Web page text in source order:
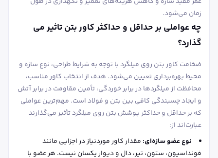
زمان می‌شود.
چه عواملی بر حداقل و حداکثر کاور بتن تاثیر می
گذارد؟
ضخامت کاور بتن روی میلگرد با توجه به شرایط طراحی، نوع سازه و
محیط بهره‌برداری تعیین می‌شود. هدف از انتخاب کاور مناسب،
محافظت از میلگردها در برابر خوردگی، تأمین مقاومت در برابر آتش
و ایجاد چسبندگی کافی بین بتن و فولاد است. مهم‌ترین عواملی
که بر حداقل و حداکثر پوشش بتن روی میلگرد تأثیر می‌گذارند
عبارت‌اند از:
نوع عضو سازه‌ای: مقدار کاور موردنیاز در اجزایی مانند
فونداسیون، ستون، تیر، دال و دیوار یکسان نیست. هر عضو با